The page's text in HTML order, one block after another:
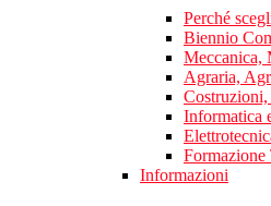
Perché
Biennio
Meccanica,
Agraria,
Informatica
Formazione
Informazioni